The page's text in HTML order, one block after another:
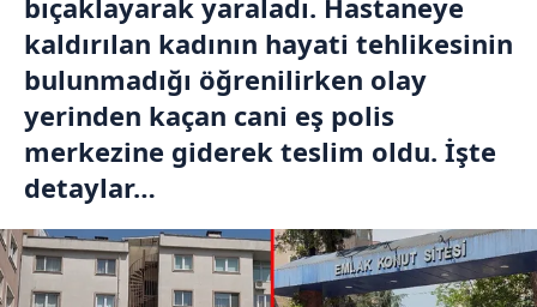
bıçaklayarak yaraladı. Hastaneye
kaldırılan kadının hayati tehlikesinin
bulunmadığı öğrenilirken olay
yerinden kaçan cani eş polis
merkezine giderek teslim oldu. İşte
detaylar…